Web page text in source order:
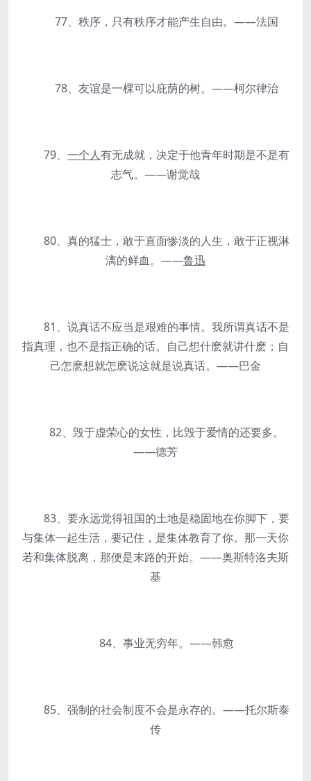
77、秩序，只有秩序才能产生自由。——法国
78、友谊是一棵可以庇荫的树。——柯尔律治
79、 一个人有无成就，决定于他青年时期是不是有
志气。——谢觉哉
80、真的猛士，敢于直面惨淡的人生，敢于正视淋
漓的鲜血。——鲁迅
81、说真话不应当是艰难的事情。我所谓真话不是
指真理，也不是指正确的话。自己想什麽就讲什麽；自
己怎麽想就怎麽说这就是说真话。——巴金
82、毁于虚荣心的女性，比毁于爱情的还要多。
——德芳
83、要永远觉得祖国的土地是稳固地在你脚下，要
与集体一起生活，要记住，是集体教育了你。那一天你
若和集体脱离，那便是末路的开始。——奥斯特洛夫斯
基
84、事业无穷年。——韩愈
85、强制的社会制度不会是永存的。——托尔斯泰
传